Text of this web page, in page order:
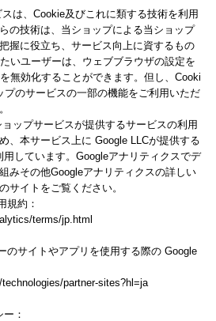
スは、Cookie及びこれに類する技術を利用
の技術は、当ショップによる当ショップ
握に役立ち、サービス向上に資するもの
いユーザーは、ウェブブラウザの設定を
無効化することができます。但し、Cooki
プのサービスの一部の機能をご利用いただ
ョップサービスが提供するサービスの利用
、本サービス上に Google LLCが提供する
しています。Googleアナリティクスでデ
みその他Googleアナリティクスの詳しい
サイトをご覧ください。
規約：
terms/jp.html
のサイトやアプリを使用する際の Google
partner-sites?hl=ja
：